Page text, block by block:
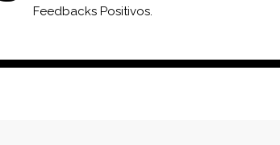
Feedbacks Positivos.